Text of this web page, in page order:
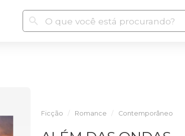
Ficção Romance Contemporâneo